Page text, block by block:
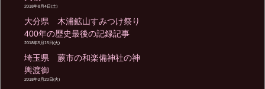
2018年8月4日(土)
大分県 木浦鉱山すみつけ祭り
400年の歴史最後の記録記事
2018年5月15日(火)
埼玉県 蕨市の和楽備神社の神
輿渡御
2018年2月20日(火)